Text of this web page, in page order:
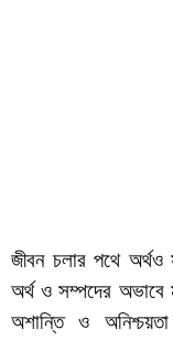
জীবন চলার পথে অর্থও
অর্থ ও সম্পদের অভাবে
অশান্তি ও